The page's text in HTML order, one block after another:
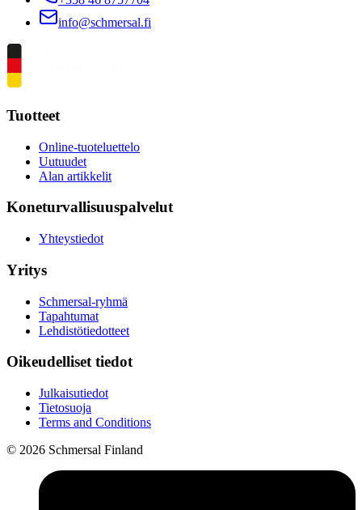
info@schmersal.fi
Tuotteet
Online-tuoteluettelo
Uutuudet
Alan artikkelit
Koneturvallisuuspalvelut
Yhteystiedot
Yritys
Schmersal-ryhmä
Tapahtumat
Lehdistötiedotteet
Oikeudelliset tiedot
Julkaisutiedot
Tietosuoja
Terms and Conditions
© 2026 Schmersal Finland